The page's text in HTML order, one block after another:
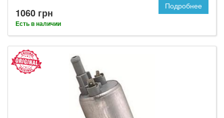
1060 грн
Есть в наличии
Подробнее